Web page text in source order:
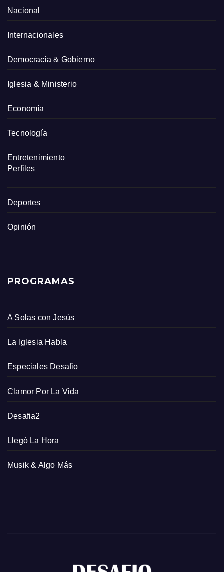
Nacional
Internacionales
Democracia & Gobierno
Iglesia & Ministerio
Economía
Tecnología
Entretenimiento
Perfiles
Deportes
Opinión
PROGRAMAS
A Solas con Jesús
La Iglesia Habla
Especiales Desafio
Clamor Por La Vida
Desafia2
Llegó La Hora
Musik & Algo Más